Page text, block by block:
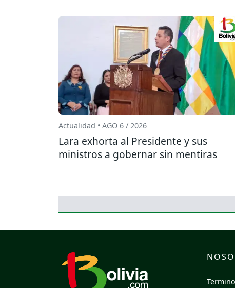
Actualidad • AGO 6 / 2026
Lara exhorta al Presidente y sus
ministros a gobernar sin mentiras